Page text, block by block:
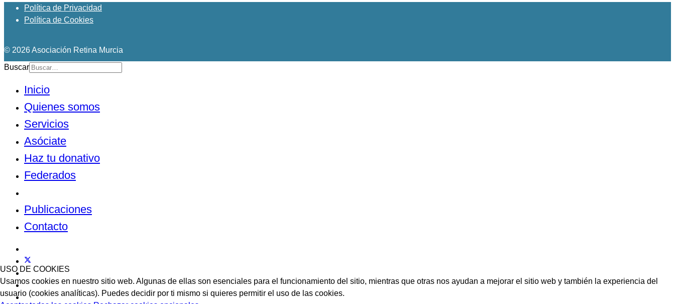
Política de Privacidad
Política de Cookies
© 2026 Asociación Retina Murcia
Buscar
Inicio
Quienes somos
Servicios
Asóciate
Haz tu donativo
Federados
Publicaciones
Contacto
USO DE COOKIES
Usamos cookies en nuestro sitio web. Algunas de ellas son esenciales para el funcionamiento del sitio, mientras que otras nos ayudan a mejorar el sitio web y también la experiencia del
usuario (cookies analíticas). Puedes decidir por ti mismo si quieres permitir el uso de las cookies.